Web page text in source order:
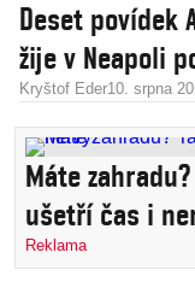
Deset povídek
žije v Neapoli
Kryštof Eder10. srpna
Máte
ušetří čas i
Reklama